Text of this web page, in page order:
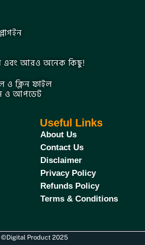
এবং আরও অনেক কিছু!
ও ক্লিন ফাইল
ও আপডেট
Useful Links
About Us
Contact Us
Disclaimer
Privacy Policy
Refunds Policy
Terms & Conditions
©Digital Product 2025